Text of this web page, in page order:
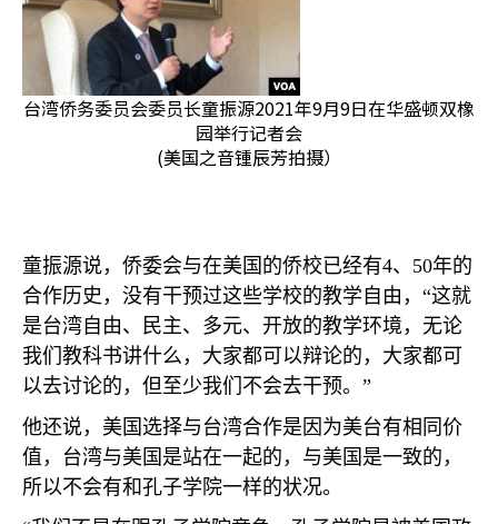
台湾侨务委员会委员长童振源2021年9月9日在华盛顿双橡
园举行记者会
(美国之音锺辰芳拍摄）
童振源说，侨委会与在美国的侨校已经有4、 50年的
合作历史，没有干预过这些学校的教学自由，“这就
是台湾自由、民主、多元、开放的教学环境，无论
我们教科书讲什么，大家都可以辩论的，大家都可
以去讨论的，但至少我们不会去干预。”
他还说，美国选择与台湾合作是因为美台有相同价
值，台湾与美国是站在一起的，与美国是一致的，
所以不会有和孔子学院一样的状况。